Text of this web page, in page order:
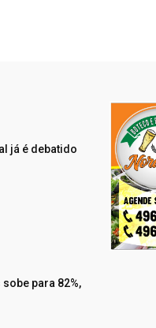
já é debatido
para 82%,